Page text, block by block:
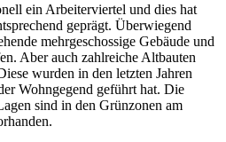
ein Arbeiterviertel und dies hat
geprägt. Überwiegend
mehrgeschossige Gebäude und
Aber auch zahlreiche Altbauten
wurden in den letzten Jahren
Wohngegend geführt hat. Die
sind in den Grünzonen am